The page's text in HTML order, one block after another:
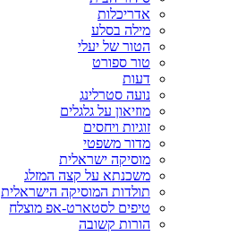
אדריכלות
מילה בסלע
הטור של יעלי
טור ספורט
דעות
נועה סטרלינג
מוזיאון על גלגלים
זוגיות ויחסים
מדור משפטי
מוסיקה ישראלית
משכנתא על קצה המזלג
תולדות המוסיקה הישראלית
טיפים לסטארט-אפ מוצלח
הורות קשובה